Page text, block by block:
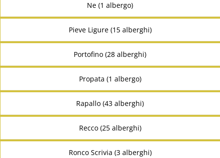
Ne (1 albergo)
Pieve Ligure (15 alberghi)
Portofino (28 alberghi)
Propata (1 albergo)
Rapallo (43 alberghi)
Recco (25 alberghi)
Ronco Scrivia (3 alberghi)